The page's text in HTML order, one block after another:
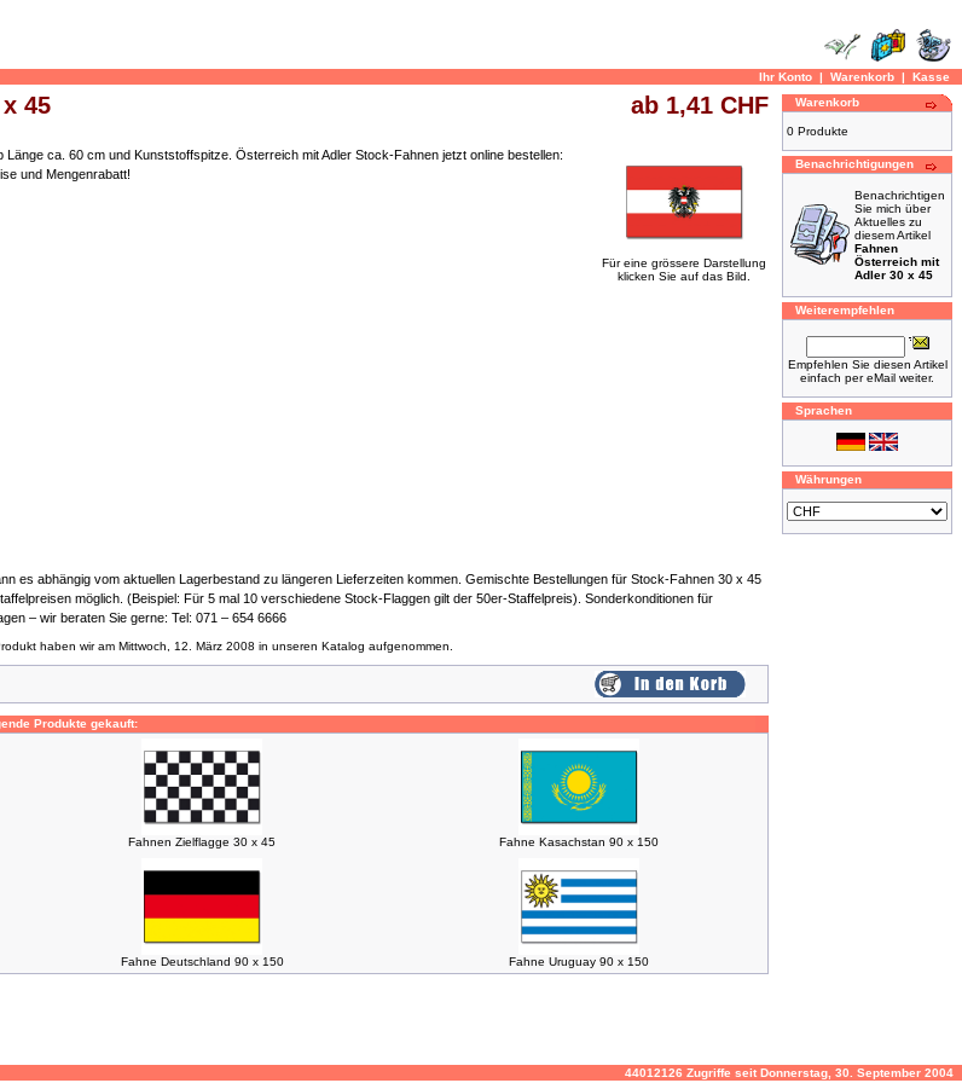
Ihr Konto | Warenkorb | Kasse
45 ab 1,41 CHF
Für eine grössere Darstellung
klicken Sie auf das Bild.
ca. 60 cm und Kunststoffspitze. Österreich mit Adler Stock-Fahnen jetzt online bestellen:
und Mengenrabatt!
es abhängig vom aktuellen Lagerbestand zu längeren Lieferzeiten kommen. Gemischte Bestellungen für Stock-Fahnen 30 x 45
möglich. (Beispiel: Für 5 mal 10 verschiedene Stock-Flaggen gilt der 50er-Staffelpreis). Sonderkonditionen für
– wir beraten Sie gerne: Tel: 071 – 654 6666
haben wir am Mittwoch, 12. März 2008 in unseren Katalog aufgenommen.
Produkte gekauft:
Fahnen Zielflagge 30 x 45 Fahne Kasachstan 90 x 150
Fahne Deutschland 90 x 150 Fahne Uruguay 90 x 150
Warenkorb
0 Produkte
Benachrichtigungen
Benachrichtigen
Sie mich über
Aktuelles zu
diesem Artikel
Fahnen
Österreich mit
Adler 30 x 45
Weiterempfehlen
Empfehlen Sie diesen Artikel
einfach per eMail weiter.
Sprachen
Währungen
44012126 Zugriffe seit Donnerstag, 30. September 2004